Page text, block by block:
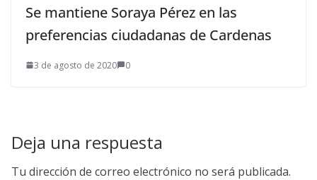
Se mantiene Soraya Pérez en las
preferencias ciudadanas de Cardenas
3 de agosto de 2020 0
Deja una respuesta
Tu dirección de correo electrónico no será publicada.